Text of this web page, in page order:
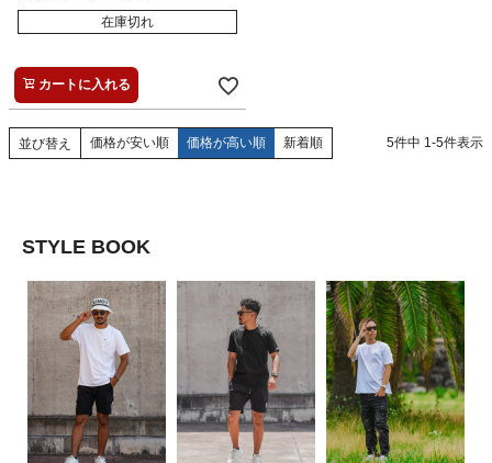
在庫切れ
カートに入れる
並び替え 価格が安い順 価格が高い順 新着順 5件中 1-5件表示
STYLE BOOK